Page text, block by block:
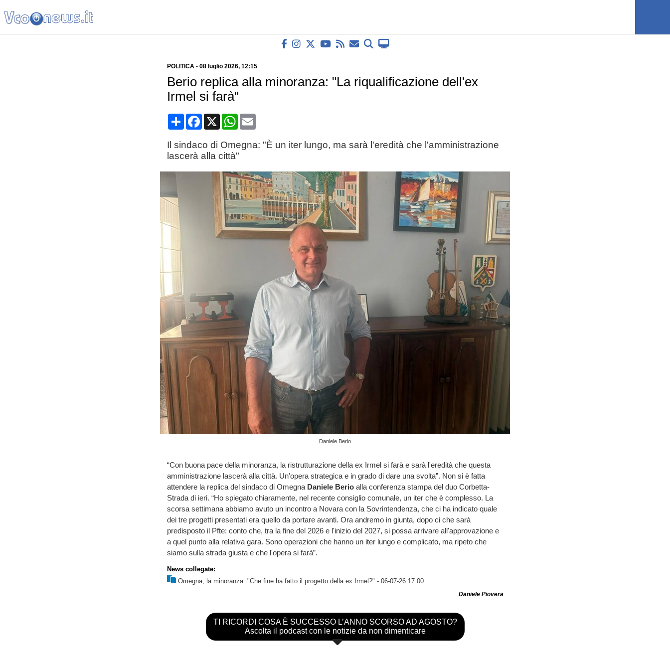
POLITICA- 08 luglio 2026, 12:15
Berio replica alla minoranza: "La riqualificazione dell'ex
Irmel si farà"
CondividiFacebook
X WhatsApp
Email
Il sindaco di Omegna: "È un iter lungo, ma sarà l'eredità che l'amministrazione
lascerà alla città"
Daniele Berio
“Con buona pace della minoranza, la ristrutturazione della ex Irmel si farà e sarà l'eredità che questa
amministrazione lascerà alla città. Un'opera strategica e in grado di dare una svolta”. Non si è fatta
attendere la replica del sindaco di Omegna Daniele Berioalla conferenza stampa del duo Corbetta-
Strada di ieri. “Ho spiegato chiaramente, nel recente consiglio comunale, un iter che è complesso. La
scorsa settimana abbiamo avuto un incontro a Novara con la Sovrintendenza, che ci ha indicato quale
dei tre progetti presentati era quello da portare avanti. Ora andremo in giunta, dopo ci che sarà
predisposto il Pfte: conto che, tra la fine del 2026 e l'inizio del 2027, si possa arrivare all'approvazione e
a quel punto alla relativa gara. Sono operazioni che hanno un iter lungo e complicato, ma ripeto che
siamo sulla strada giusta e che l'opera si farà”.
News collegate:
Omegna, la minoranza: "Che fine ha fatto il progetto della ex Irmel?" - 06-07-26 17:00
Daniele Piovera
TI RICORDI COSA È SUCCESSO L’ANNO SCORSO AD AGOSTO?
Ascolta il podcast con le notizie da non dimenticare